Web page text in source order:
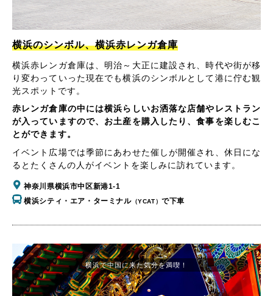
横浜のシンボル、横浜赤レンガ倉庫
横浜赤レンガ倉庫は、明治～大正に建設され、時代や街が移
り変わっていった現在でも横浜のシンボルとして港に佇む観
光スポットです。
赤レンガ倉庫の中には横浜らしいお洒落な店舗やレストラン
が入っていますので、お土産を購入したり、食事を楽しむこ
とができます。
イベント広場では季節にあわせた催しが開催され、休日にな
るとたくさんの人がイベントを楽しみに訪れています。
神奈川県横浜市中区新港1-1
横浜シティ・エア・ターミナル（YCAT）で下車
横浜で中国に来た気分を満喫！